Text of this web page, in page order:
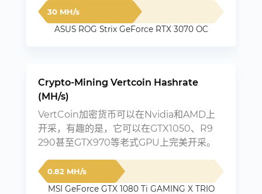
30 MH/s
ASUS ROG Strix GeForce RTX 3070 OC
Crypto-Mining Vertcoin Hashrate
(MH/s)
VertCoin加密货币可以在Nvidia和AMD上
开采，有趣的是，它可以在GTX1050、R9
290甚至GTX970等老式GPU上完美开采。
0.82 MH/s
MSI GeForce GTX 1080 Ti GAMING X TRIO